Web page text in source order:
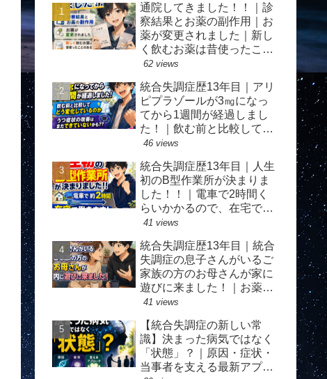
通院してきました！！｜診
察結果とお薬の副作用｜お
薬が変更されました｜新し
く飲むお薬は昔使ったこと
のあるものでしたが副作用
62 views
統合失調症歴13年目｜アリ
ピプラゾールが3㎎になっ
てから1週間が経過しまし
た！｜飲む前と比較してど
う変化しているのか｜うつ
ないかも？？｜気分が上が
ってちょっとテンションが
高い
46 views
統合失調症歴13年目｜人生
初のB型作業所が決まりま
した！！｜電車で2時間く
らいかかるので、在宅で
す！｜めっちゃ楽しみ！！
41 views
統合失調症歴13年目｜統合
失調症の息子さんがいるご
家族の方のお母さんが家に
遊びに来ました！｜お薬に
関して僕の経験をお話しし
41 views
【統合失調症の新しい常
識】決まった病気ではなく
「状態」？｜原因・症状・
当事者を支える最新アプロ